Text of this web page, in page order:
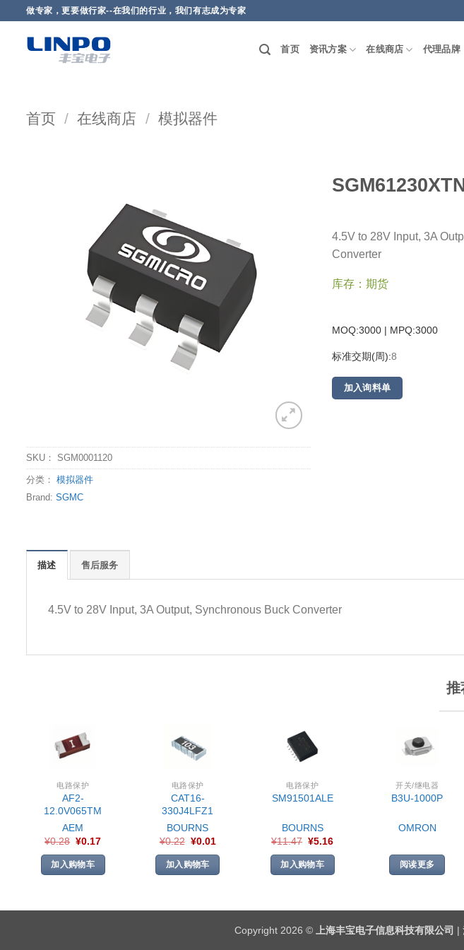
做专家，更要做行家--在我们的行业，我们有志成为专家
首页 资讯方案 在线商店 代理品牌
首页 / 在线商店 / 模拟器件
SKU： SGM0001120
分类： 模拟器件
Brand: SGMC
4.5V to 28V Input, 3A
Converter
库存：期货
MOQ:3000 | MPQ:3000
标准交期(周):8
加入询料单
描述 售后服务
4.5V to 28V Input, 3A Output, Synchronous Buck Converter
推
电路保护
AF2-
12.0V065TM
AEM
¥0.28 ¥0.17
加入购物车
电路保护
CAT16-
330J4LFZ1
BOURNS
¥0.22 ¥0.01
加入购物车
电路保护
SM91501ALE
BOURNS
¥11.47 ¥5.16
加入购物车
开关/继电器
B3U-1000P
OMRON
阅读更多
Copyright 2026 © 上海丰宝电子信息科技有限公司 |